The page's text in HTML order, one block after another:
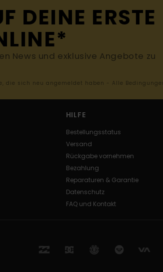
DEINE ERSTE
News und exklusive Angebote zu
die sich neu angemeldet haben - Alle
HILFE
Bestellungsstatus
Versand
Rückgabe vornehmen
Bezahlung
Reparaturen & Garantie
Datenschutz
FAQ und Kontakt